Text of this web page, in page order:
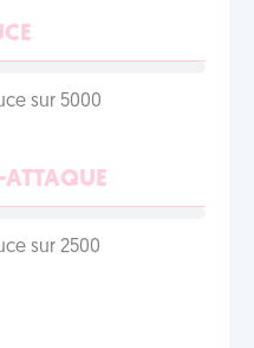
sur 5000
ATTAQUE
sur 2500